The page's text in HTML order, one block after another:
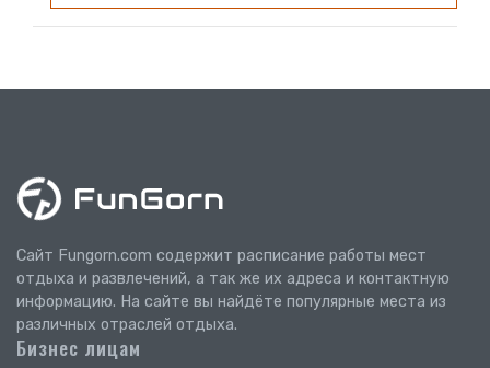
Сайт Fungorn.com содержит расписание работы мест
отдыха и развлечений, а так же их адреса и контактную
информацию. На сайте вы найдёте популярные места из
различных отраслей отдыха.
Бизнес лицам